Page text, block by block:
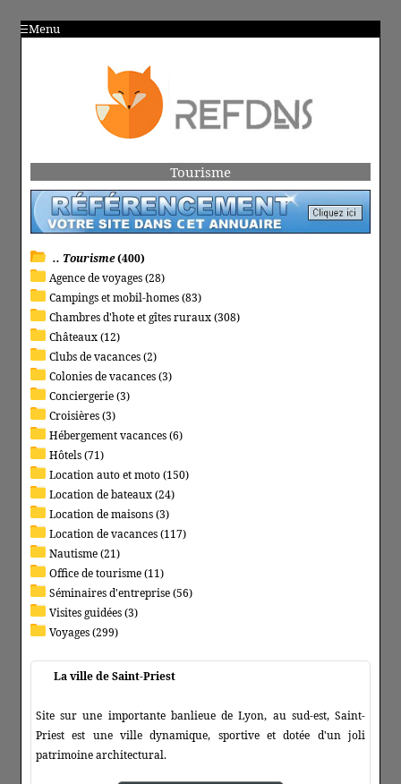
Menu
Tourisme
.. Tourisme(400)
Agence de voyages (28)
Campings et mobil-homes (83)
Chambres d'hote et gîtes ruraux (308)
Châteaux (12)
Clubs de vacances (2)
Colonies de vacances (3)
Conciergerie (3)
Croisières (3)
Hébergement vacances (6)
Hôtels (71)
Location auto et moto (150)
Location de bateaux (24)
Location de maisons (3)
Location de vacances (117)
Nautisme (21)
Office de tourisme (11)
Séminaires d'entreprise (56)
Visites guidées (3)
Voyages (299)
La ville de Saint-Priest
Site sur une importante banlieue de Lyon, au sud-est, Saint-
Priest est une ville dynamique, sportive et dotée d'un joli
patrimoine architectural.